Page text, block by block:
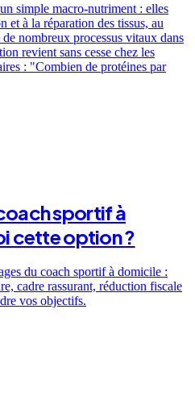
simple macro-nutriment : elles
et à la réparation des tissus, au
nombreux processus vitaux dans
revient sans cesse chez les
: "Combien de protéines par
sportif à
cette option ?
du coach sportif à domicile :
cadre rassurant, réduction fiscale
vos objectifs.